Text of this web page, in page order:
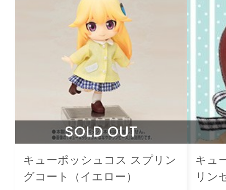
SOLD OUT
キューポッシュコス スプリン
グコート（イエロー）
キュ
リン